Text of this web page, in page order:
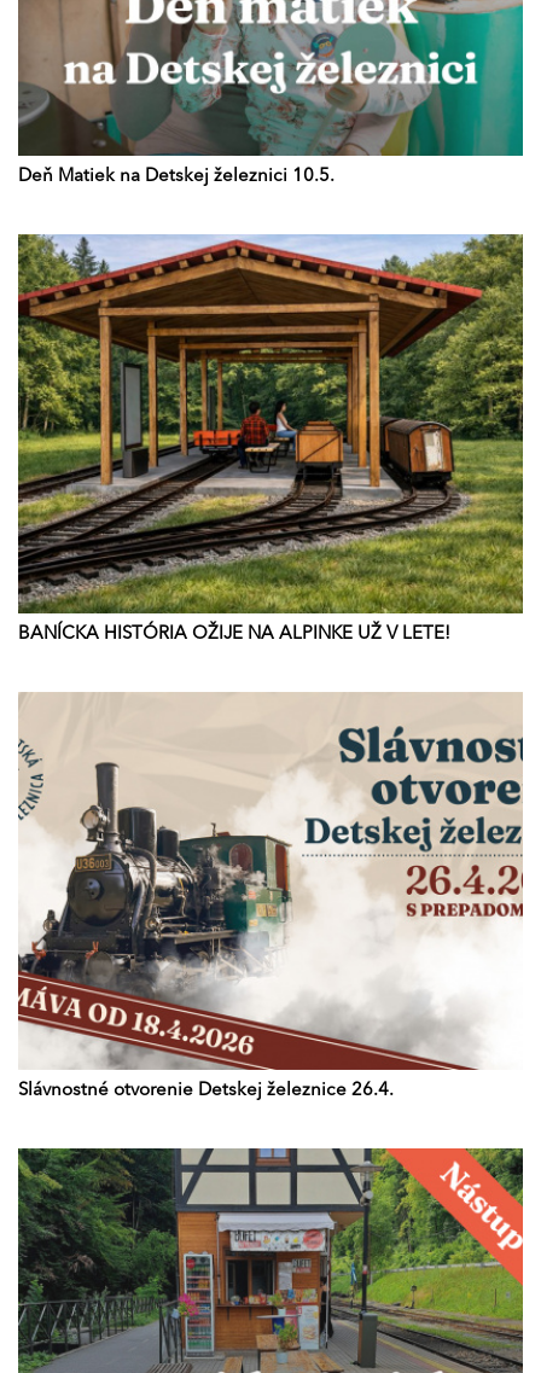
Deň Matiek na Detskej železnici 10.5.
BANÍCKA HISTÓRIA OŽIJE NA ALPINKE UŽ V LETE!
Slávnostné otvorenie Detskej železnice 26.4.